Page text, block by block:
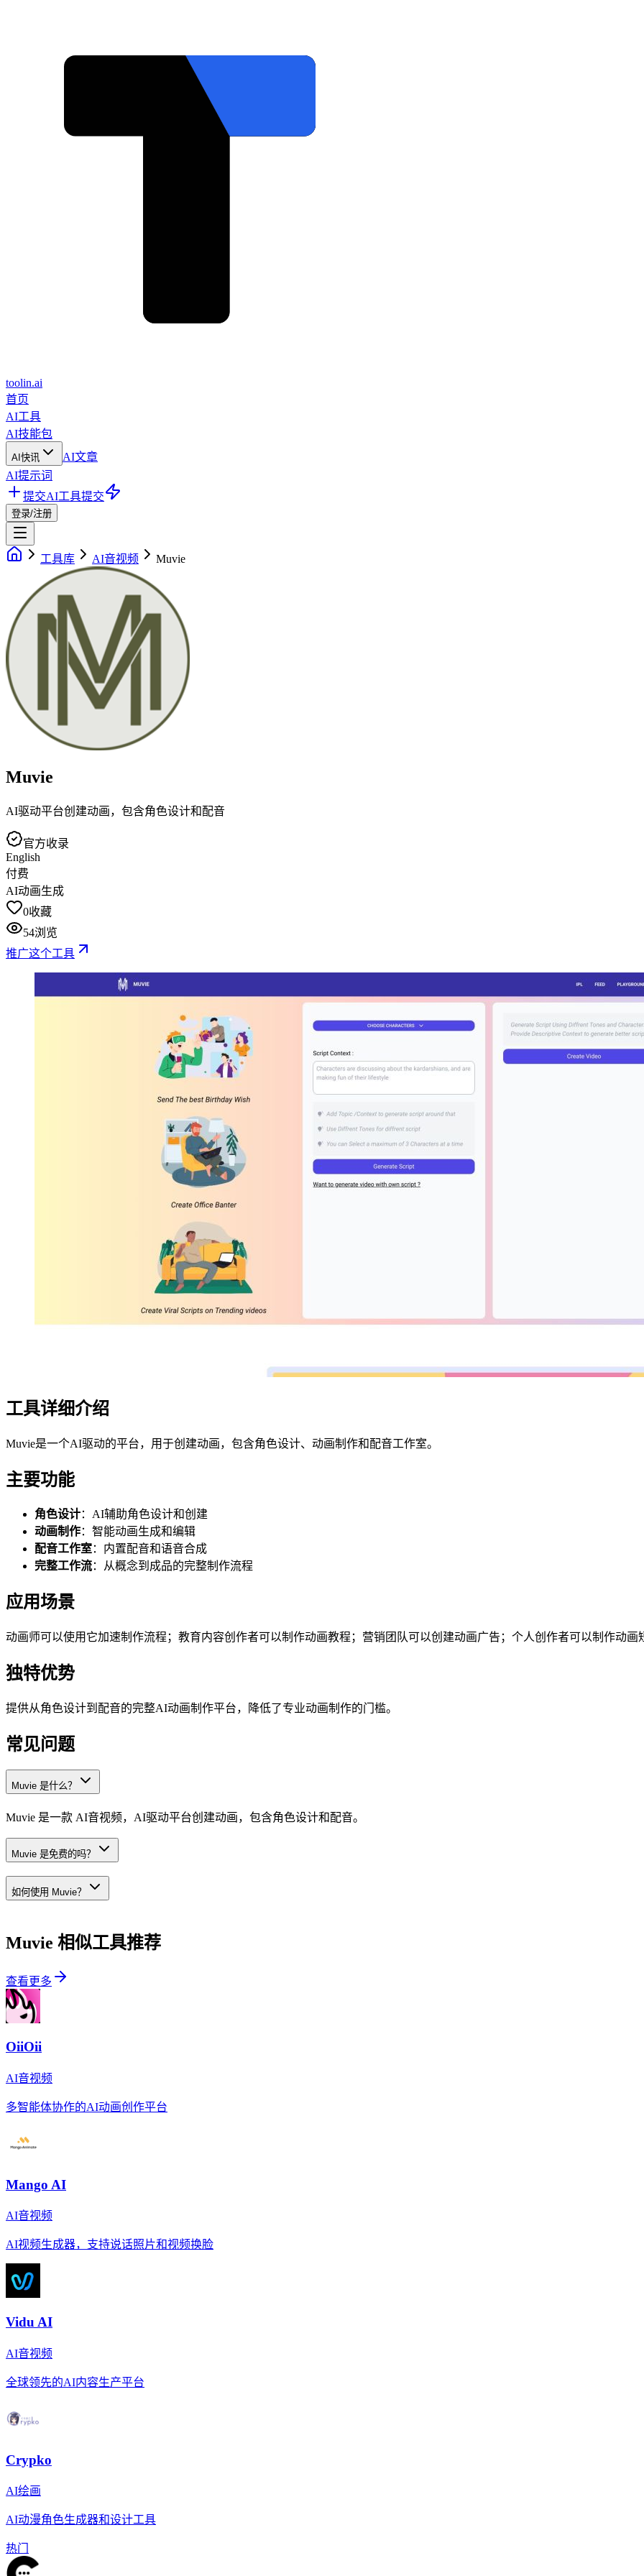
toolin.ai
首页
AI工具
AI技能包
AI快讯
AI文章
AI提示词
提交AI工具提交
登录/注册
工具库 AI音视频 Muvie
Muvie
AI驱动平台创建动画，包含角色设计和配音
官方收录
English
付费
AI动画生成
0收藏
54浏览
推广这个工具
工具详细介绍
Muvie是一个AI驱动的平台，用于创建动画，包含角色设计、动画制作和配音工作室。
主要功能
角色设计：AI辅助角色设计和创建
动画制作：智能动画生成和编辑
配音工作室：内置配音和语音合成
完整工作流：从概念到成品的完整制作流程
应用场景
动画师可以使用它加速制作流程；教育内容创作者可以制作动画教程；营销团队可以创建动画广告；个人创作者可以制作动画
独特优势
提供从角色设计到配音的完整AI动画制作平台，降低了专业动画制作的门槛。
常见问题
Muvie 是什么？
Muvie 是一款 AI音视频，AI驱动平台创建动画，包含角色设计和配音。
Muvie 是免费的吗？
如何使用 Muvie？
Muvie 相似工具推荐
查看更多
OiiOii
AI音视频
多智能体协作的AI动画创作平台
Mango AI
AI音视频
AI视频生成器，支持说话照片和视频换脸
Vidu AI
AI音视频
全球领先的AI内容生产平台
Crypko
AI绘画
AI动漫角色生成器和设计工具
热门